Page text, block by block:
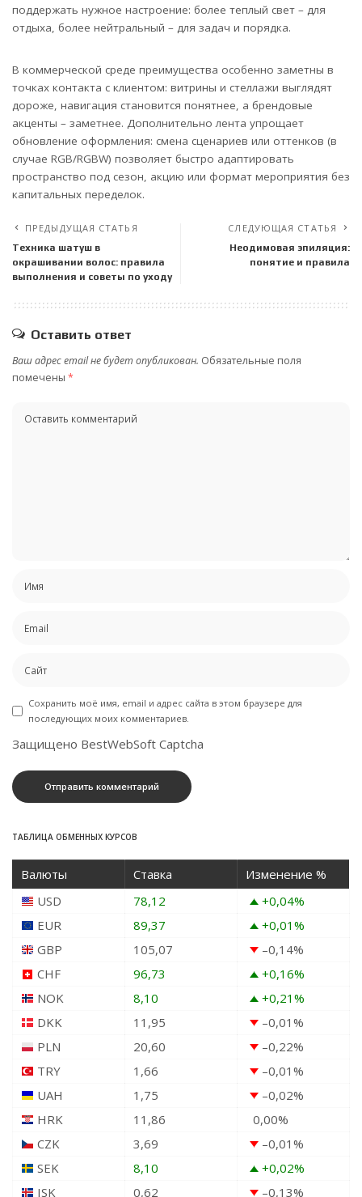
поддержать нужное настроение: более теплый свет – для
отдыха, более нейтральный – для задач и порядка.
В коммерческой среде преимущества особенно заметны в
точках контакта с клиентом: витрины и стеллажи выглядят
дороже, навигация становится понятнее, а брендовые
акценты – заметнее. Дополнительно лента упрощает
обновление оформления: смена сценариев или оттенков (в
случае RGB/RGBW) позволяет быстро адаптировать
пространство под сезон, акцию или формат мероприятия без
капитальных переделок.
ПРЕДЫДУЩАЯ СТАТЬЯ
Техника шатуш в
окрашивании волос: правила
выполнения и советы по уходу
СЛЕДУЮЩАЯ СТАТЬЯ
Неодимовая эпиляция:
понятие и правила
Оставить ответ
Ваш адрес email не будет опубликован. Обязательные поля
помечены *
Сохранить моё имя, email и адрес сайта в этом браузере для
последующих моих комментариев.
Защищено BestWebSoft Captcha
ТАБЛИЦА ОБМЕННЫХ КУРСОВ
Валюты Ставка
Изменение %
USD
78,12 +0,04%
EUR
89,37 +0,01%
GBP
105,07 –0,14%
CHF
96,73 +0,16%
NOK
8,10 +0,21%
DKK
11,95 –0,01%
PLN
20,60 –0,22%
TRY
1,66 –0,01%
UAH
1,75 –0,02%
HRK
11,86 0,00%
CZK
3,69 –0,01%
SEK
8,10 +0,02%
ISK
0,62 –0,13%